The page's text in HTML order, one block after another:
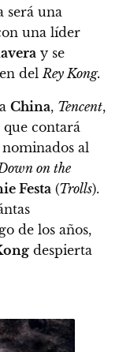
será una
una líder
y se
del Rey Kong.
China, Tencent,
contará
al
on the
Festa (Trolls).
de los años,
despierta